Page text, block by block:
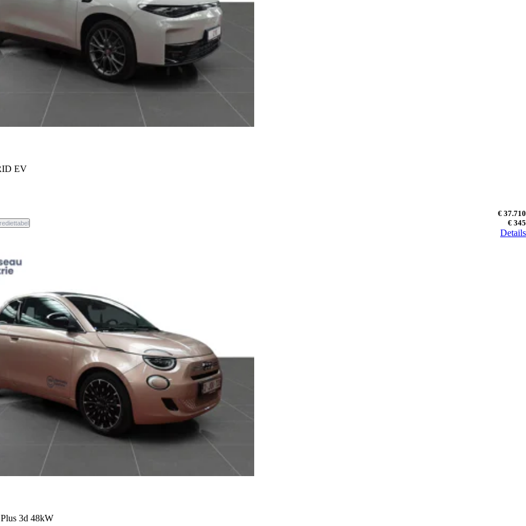
EV
€ 37.710
€ 345
Details
3d 48kW